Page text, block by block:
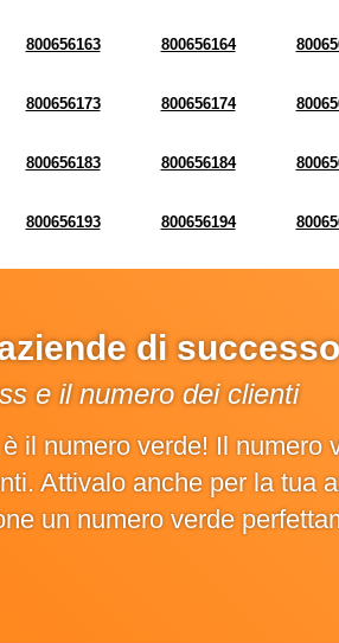
800656163 800656164
800656173 800656174
800656183 800656184
800656193 800656194
di
e il numero dei clienti
il numero verde! Il
Attivalo anche per la tua
un numero verde